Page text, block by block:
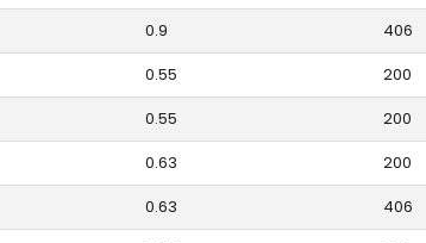
0.9 406
0.55 200
0.55 200
0.63 200
0.63 406